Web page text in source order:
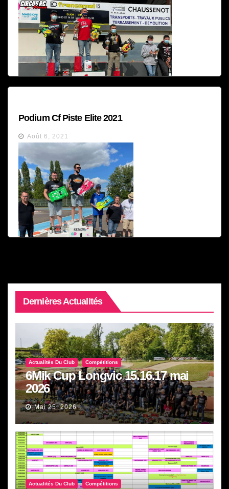
Podium Cf Piste Elite 2021
Août 6, 2021
Dernières Actualités
Actualités Du Club Compétitions
6Mik Cup Longvic 15.16.17 mai
2026
Mai 25, 2026
Actualités Du Club Compétitions